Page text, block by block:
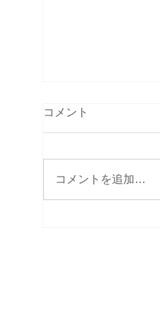
コメント
コメントを追加…